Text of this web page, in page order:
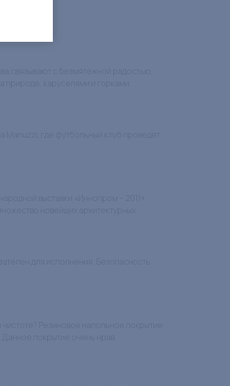
связывают с безмятежной радостью,
каруселями и горками.
Manuzzi, где футбольный клуб проведет
выставки «Иннопром – 2011».
новейших архитектурных
для исполнения. Безопасность
Резиновое напольное покрытие
покрытие очень нрав